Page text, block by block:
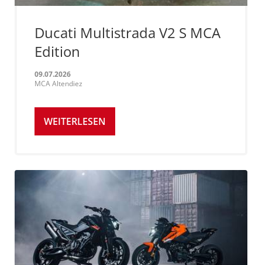
Ducati Multistrada V2 S MCA
Edition
09.07.2026
MCA Altendiez
WEITERLESEN